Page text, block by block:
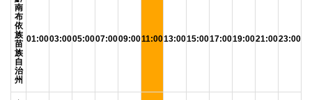
南
布
依
族
苗
族
自
治
州
01:0003:0005:0007:0009:0011:0013:0015:0017:0019:0021:0023:00